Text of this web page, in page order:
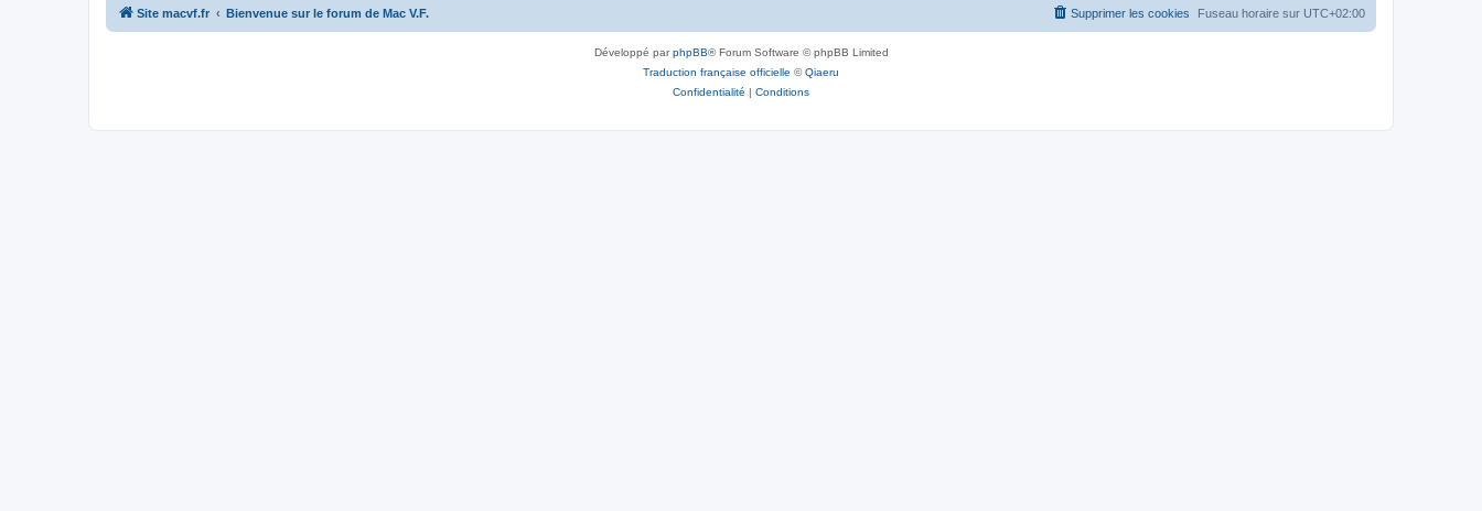
Site macvf.fr Bienvenue sur le forum de Mac V.F. Fuseau horaire sur UTC+02:00
Supprimer les cookies
Développé parphpBB® Forum Software © phpBB Limited
Traduction française officielle ©Qiaeru
Confidentialité | Conditions